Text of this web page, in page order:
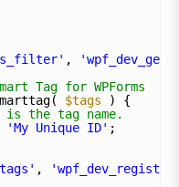
,
Tag for WPForms
$tags
) {
the tag name.
'My Unique ID' ;
,